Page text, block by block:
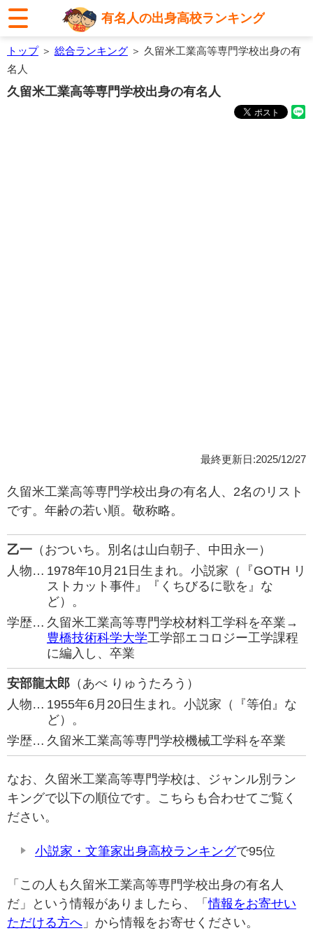
有名人の出身高校ランキング
トップ＞ 総合ランキング ＞ 久留米工業高等専門学校出身の有
名人
久留米工業高等専門学校出身の有名人
最終更新日:2025/12/27
久留米工業高等専門学校出身の有名人、2名のリスト
です。年齢の若い順。敬称略。
乙一 （おついち。別名は山白朝子、中田永一）
人物… 1978年10月21日生まれ。小説家（『GOTH リ
ストカット事件』『くちびるに歌を』な
ど）。
学歴… 久留米工業高等専門学校材料工学科を卒業→
豊橋技術科学大学工学部エコロジー工学課程
に編入し、卒業
安部龍太郎 （あべ りゅうたろう）
人物… 1955年6月20日生まれ。小説家（『等伯』な
ど）。
学歴… 久留米工業高等専門学校機械工学科を卒業
なお、久留米工業高等専門学校は、ジャンル別ラン
キングで以下の順位です。こちらも合わせてご覧く
ださい。
小説家・文筆家出身高校ランキングで95位
「この人も久留米工業高等専門学校出身の有名人
だ」という情報がありましたら、「情報をお寄せい
ただける方へ 」から情報をお寄せください。